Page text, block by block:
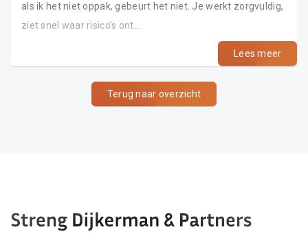
als ik het niet oppak, gebeurt het niet. Je werkt zorgvuldig,
ziet snel waar risico’s ont...
Lees meer
Terug naar overzicht